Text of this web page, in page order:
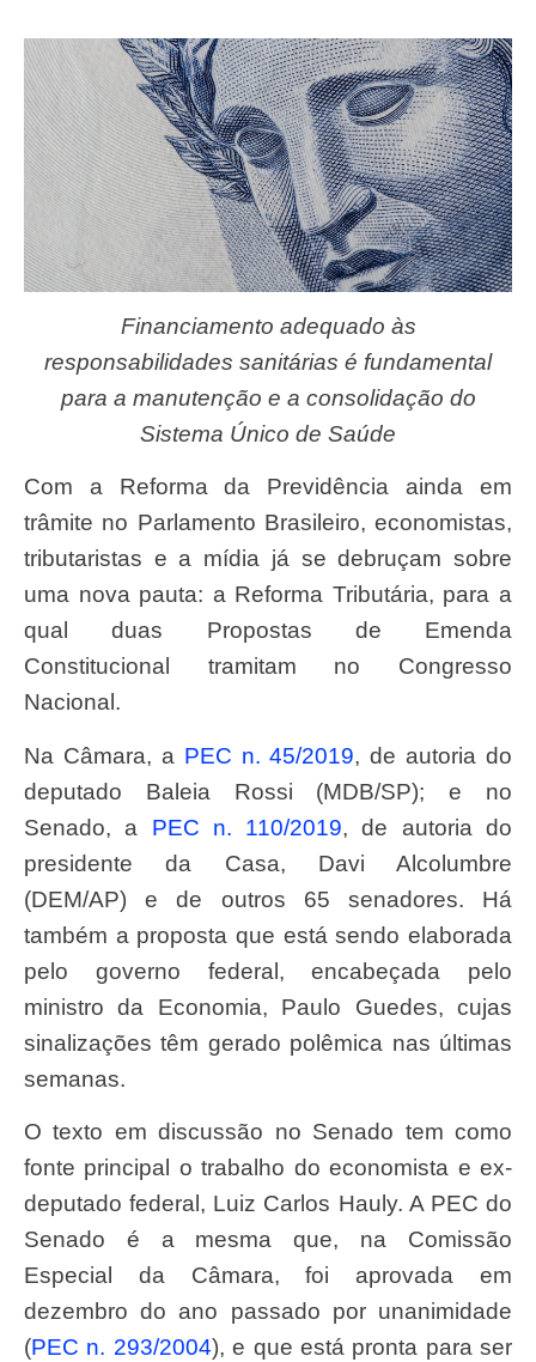
Financiamento adequado às
responsabilidades sanitárias é fundamental
para a manutenção e a consolidação do
Sistema Único de Saúde
Com a Reforma da Previdência ainda em
trâmite no Parlamento Brasileiro, economistas,
tributaristas e a mídia já se debruçam sobre
uma nova pauta: a Reforma Tributária, para a
qual duas Propostas de Emenda
Constitucional tramitam no Congresso
Nacional.
Na Câmara, a PEC n. 45/2019, de autoria do
deputado Baleia Rossi (MDB/SP); e no
Senado, a PEC n. 110/2019, de autoria do
presidente da Casa, Davi Alcolumbre
(DEM/AP) e de outros 65 senadores. Há
também a proposta que está sendo elaborada
pelo governo federal, encabeçada pelo
ministro da Economia, Paulo Guedes, cujas
sinalizações têm gerado polêmica nas últimas
semanas.
O texto em discussão no Senado tem como
fonte principal o trabalho do economista e ex-
deputado federal, Luiz Carlos Hauly. A PEC do
Senado é a mesma que, na Comissão
Especial da Câmara, foi aprovada em
dezembro do ano passado por unanimidade
(PEC n. 293/2004), e que está pronta para ser